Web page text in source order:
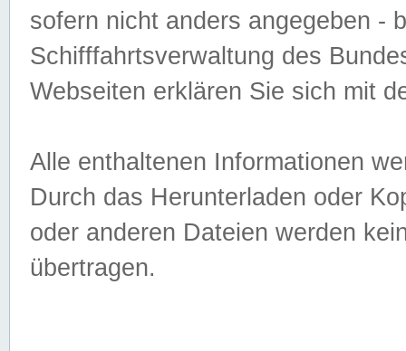
sofern nicht anders angegeben -
Schifffahrtsverwaltung des
Webseiten erklären Sie sich mit
Alle enthaltenen Informationen
Durch das Herunterladen oder
oder anderen Dateien werden
übertragen.